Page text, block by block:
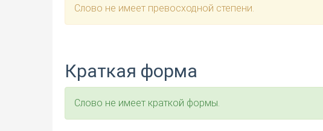
Слово не имеет превосходной степени.
Краткая форма
Слово не имеет краткой формы.